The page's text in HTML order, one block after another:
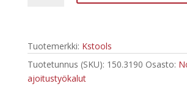
os
määrä
Tuotemerkki: Kstools
Tuotetunnus (SKU): 150.3190 Osasto:
ajoitustyökalut